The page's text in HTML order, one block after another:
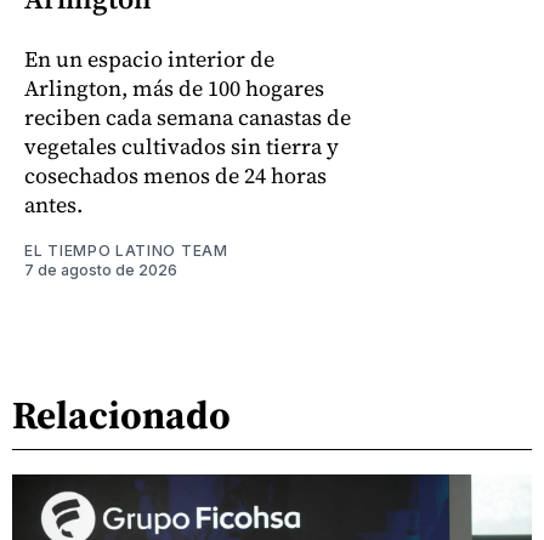
En un espacio interior de
Arlington, más de 100 hogares
reciben cada semana canastas de
vegetales cultivados sin tierra y
cosechados menos de 24 horas
antes.
EL TIEMPO LATINO TEAM
7 de agosto de 2026
Relacionado